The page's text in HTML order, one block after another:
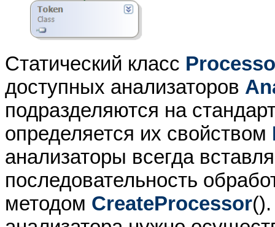
Статический класс
доступных анализаторов
подразделяются на
определяется их свойством
анализаторы всегда
последовательность
методом CreateProcessor